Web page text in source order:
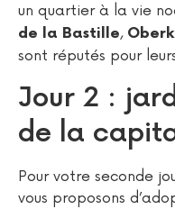
un quartier à la vie
de la Bastille,
sont réputés pour
Jour 2 :
de la
Pour votre seconde
vous proposons